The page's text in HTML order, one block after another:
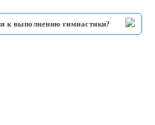
к выполнению гимнастики?